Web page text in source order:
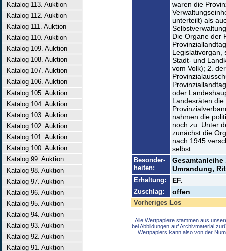
Katalog 113. Auktion
Katalog 112. Auktion
Katalog 111. Auktion
Katalog 110. Auktion
Katalog 109. Auktion
Katalog 108. Auktion
Katalog 107. Auktion
Katalog 106. Auktion
Katalog 105. Auktion
Katalog 104. Auktion
Katalog 103. Auktion
Katalog 102. Auktion
Katalog 101. Auktion
Katalog 100. Auktion
Katalog 99. Auktion
Katalog 98. Auktion
Katalog 97. Auktion
Katalog 96. Auktion
Katalog 95. Auktion
Katalog 94. Auktion
Katalog 93. Auktion
Katalog 92. Auktion
Katalog 91. Auktion
waren die
unterteilt) als
Die Organe der
Legislativorgan,
Stadt- und
vom Volk); 2.
oder
Landesräten
nahmen die
noch zu. Unter
zunächst die
nach 1945
selbst.
Besonder-
heiten:
Gesamtanleihe
Umrandung,
Erhaltung: EF.
Zuschlag: offen
Vorheriges Los
Alle Wertpapiere stammen aus
bei Abbildungen auf Archivmaterial
Wertpapiers kann also von der